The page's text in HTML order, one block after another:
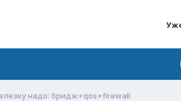
надо: бридж+qos+firewall